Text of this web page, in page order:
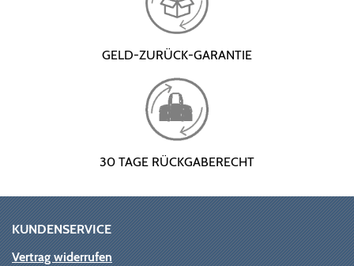
GELD-ZURÜCK-GARANTIE
30 TAGE RÜCKGABERECHT
KUNDENSERVICE
Vertrag widerrufen